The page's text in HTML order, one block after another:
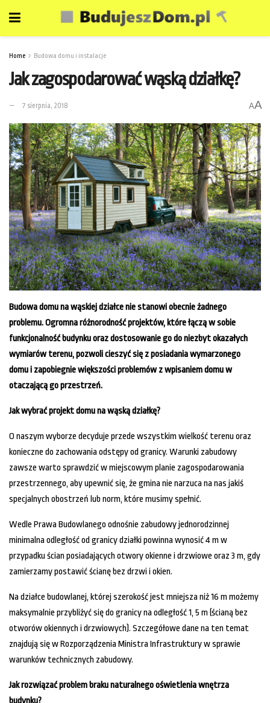
Home Budowa domu i instalacje
Jak zagospodarować wąską działkę?
7 sierpnia, 2018 AA
Budowa domu na wąskiej działce nie stanowi obecnie żadnego
problemu. Ogromna różnorodność projektów, które łączą w sobie
funkcjonalność budynku oraz dostosowanie go do niezbyt okazałych
wymiarów terenu, pozwoli cieszyć się z posiadania wymarzonego
domu i zapobiegnie większości problemów z wpisaniem domu w
otaczającą go przestrzeń.
Jak wybrać projekt domu na wąską działkę?
O naszym wyborze decyduje przede wszystkim wielkość terenu oraz
konieczne do zachowania odstępy od granicy. Warunki zabudowy
zawsze warto sprawdzić w miejscowym planie zagospodarowania
przestrzennego, aby upewnić się, że gmina nie narzuca na nas jakiś
specjalnych obostrzeń lub norm, które musimy spełnić.
Wedle Prawa Budowlanego odnośnie zabudowy jednorodzinnej
minimalna odległość od granicy działki powinna wynosić 4 m w
przypadku ścian posiadających otwory okienne i drzwiowe oraz 3 m, gdy
zamierzamy postawić ścianę bez drzwi i okien.
Na działce budowlanej, której szerokość jest mniejsza niż 16 m możemy
maksymalnie przybliżyć się do granicy na odległość 1, 5 m (ścianą bez
otworów okiennych i drzwiowych). Szczegółowe dane na ten temat
znajdują się w Rozporządzenia Ministra Infrastruktury w sprawie
warunków technicznych zabudowy.
Jak rozwiązać problem braku naturalnego oświetlenia wnętrza